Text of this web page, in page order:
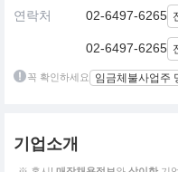
연락처 02-6497-6265
02-6497-6265
꼭 확인하세요 임금체불사업주
기업소개